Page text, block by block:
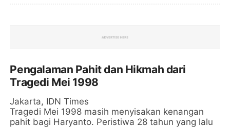
Pengalaman Pahit dan Hikmah dari
Tragedi Mei 1998
Jakarta, IDN Times
Tragedi Mei 1998 masih menyisakan kenangan
pahit bagi Haryanto. Peristiwa 28 tahun yang lalu